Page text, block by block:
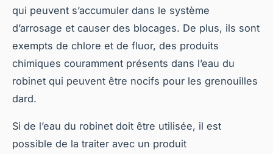
qui peuvent s’accumuler dans le système
d’arrosage et causer des blocages. De plus, ils sont
exempts de chlore et de fluor, des produits
chimiques couramment présents dans l’eau du
robinet qui peuvent être nocifs pour les grenouilles
dard.
Si de l’eau du robinet doit être utilisée, il est
possible de la traiter avec un produit